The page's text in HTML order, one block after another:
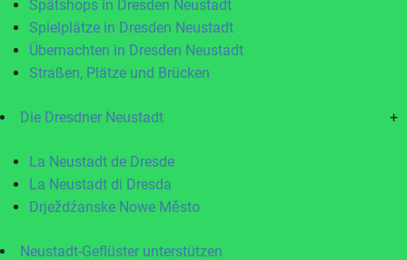
Spätshops in Dresden Neustadt
Spielplätze in Dresden Neustadt
Übernachten in Dresden Neustadt
Straßen, Plätze und Brücken
Die Dresdner Neustadt +
La Neustadt de Dresde
La Neustadt di Dresda
Drježdźanske Nowe Město
Neustadt-Geflüster unterstützen